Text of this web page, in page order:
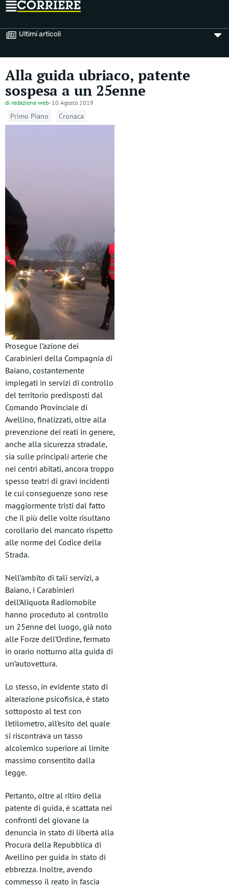
Ultimi articoli
Alla guida ubriaco, patente
sospesa a un 25enne
di redazione web- 10 Agosto 2019
Primo Piano Cronaca
Prosegue l’azione dei
Carabinieri della Compagnia di
Baiano, costantemente
impiegati in servizi di controllo
del territorio predisposti dal
Comando Provinciale di
Avellino, finalizzati, oltre alla
prevenzione dei reati in genere,
anche alla sicurezza stradale,
sia sulle principali arterie che
nei centri abitati, ancora troppo
spesso teatri di gravi incidenti
le cui conseguenze sono rese
maggiormente tristi dal fatto
che il più delle volte risultano
corollario del mancato rispetto
alle norme del Codice della
Strada.
Nell’ambito di tali servizi, a
Baiano, i Carabinieri
dell’Aliquota Radiomobile
hanno proceduto al controllo
un 25enne del luogo, già noto
alle Forze dell’Ordine, fermato
in orario notturno alla guida di
un’autovettura.
Lo stesso, in evidente stato di
alterazione psicofisica, è stato
sottoposto al test con
l’etilometro, all’esito del quale
si riscontrava un tasso
alcolemico superiore al limite
massimo consentito dalla
legge.
Pertanto, oltre al ritiro della
patente di guida, è scattata nei
confronti del giovane la
denuncia in stato di libertà alla
Procura della Repubblica di
Avellino per guida in stato di
ebbrezza. Inoltre, avendo
commesso il reato in fascia